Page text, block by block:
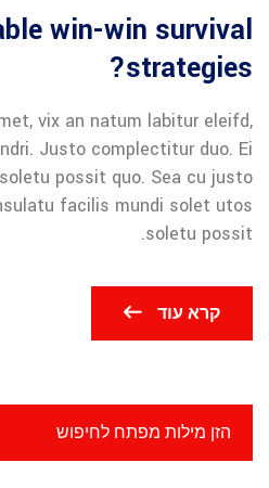
win-win survival
strategies?
vix an natum labitur eleifd,
Justo complectitur duo. Ei
possit quo. Sea cu justo
facilis mundi solet utos
soletu possit.
קרא עוד